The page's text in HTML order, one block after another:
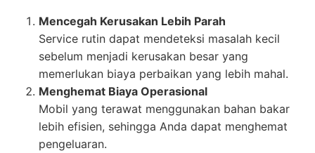
Mencegah Kerusakan Lebih Parah
Service rutin dapat mendeteksi masalah kecil
sebelum menjadi kerusakan besar yang
memerlukan biaya perbaikan yang lebih mahal.
Menghemat Biaya Operasional
Mobil yang terawat menggunakan bahan bakar
lebih efisien, sehingga Anda dapat menghemat
pengeluaran.